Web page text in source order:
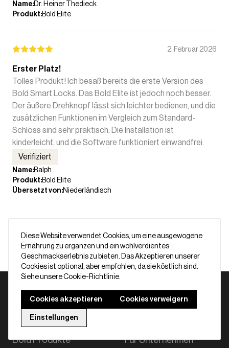
Name:Dr. Heiner Thedieck
Produkt:Bold Elite
2. Februar 2026
Erster Platz!
Tolles Produkt! Ich besaß bereits die erste Version des
Bold Smart Locks. Das Bold Elite ist jedoch noch besser.
Der äußere Drehknopf lässt sich leichter bedienen, und die
zusätzlichen Funktionen im Vergleich zum Standard-
Schloss sind sehr praktisch. Die Installation ist
kinderleicht, und die Software funktioniert einwandfrei.
Verifiziert
Name:Ralph
Produkt:Bold Elite
Übersetzt von:Niederländisch
Mehr laden
Bold Produkte Für Unternehmen
Diese Website verwendet Cookies, um eine ausgewogene
Ernährung zu ergänzen und ein wohlverdientes
Geschmackserlebnis zu bieten. Das Akzeptieren unserer
Cookies ist optional, aber empfohlen, da sie köstlich sind.
Siehe unsere Cookie-Richtlinie.
Cookies akzeptieren Cookies verweigern
Einstellungen